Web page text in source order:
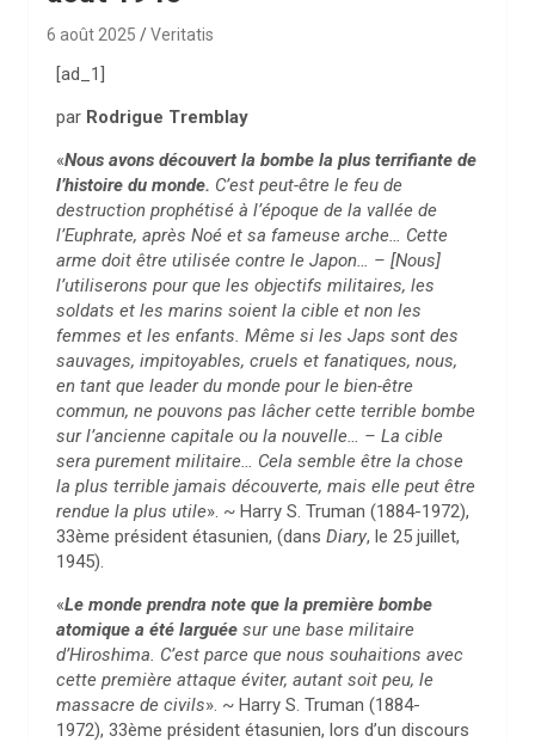
6 août 2025 Veritatis
[ad_1]
par Rodrigue Tremblay
«Nous avons découvert la bombe la plus terrifiante de
l’histoire du monde. C’est peut-être le feu de
destruction prophétisé à l’époque de la vallée de
l’Euphrate, après Noé et sa fameuse arche… Cette
arme doit être utilisée contre le Japon… – [Nous]
l’utiliserons pour que les objectifs militaires, les
soldats et les marins soient la cible et non les
femmes et les enfants. Même si les Japs sont des
sauvages, impitoyables, cruels et fanatiques, nous,
en tant que leader du monde pour le bien-être
commun, ne pouvons pas lâcher cette terrible bombe
sur l’ancienne capitale ou la nouvelle… – La cible
sera purement militaire… Cela semble être la chose
la plus terrible jamais découverte, mais elle peut être
rendue la plus utile». ~ Harry S. Truman (1884-1972),
33ème président étasunien, (dans Diary, le 25 juillet,
1945).
«Le monde prendra note que la première bombe
atomique a été larguée sur une base militaire
d’Hiroshima. C’est parce que nous souhaitions avec
cette première attaque éviter, autant soit peu, le
massacre de civils». ~ Harry S. Truman (1884-
1972), 33ème président étasunien, lors d’un discours